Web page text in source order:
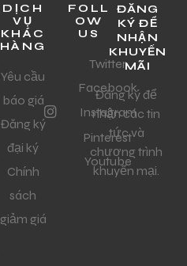
DỊCH
VỤ
KHÁC
HÀNG
Yêu cầu
báo giá
Đăng ký
đại ký
Chính
sách
giảm giá
FOLL
OW
US
Twitter
Facebook
Instagram
Pinterest
Youtube
ĐĂNG
KÝ ĐỂ
NHẬN
KHUYẾN
MÃI
Đăng ký để
nhận các tin
tức và
chương trình
khuyến mại.